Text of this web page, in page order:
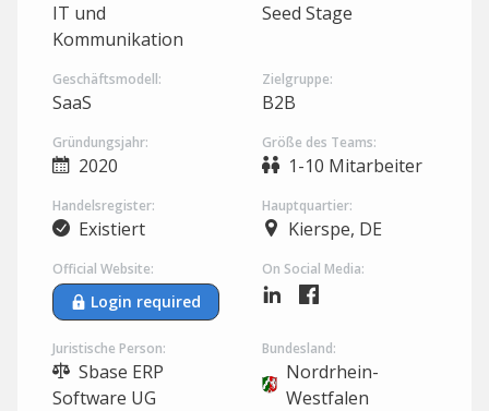
IT und
Kommunikation
Seed Stage
Geschäftsmodell:
SaaS
Zielgruppe:
B2B
Gründungsjahr:
2020
Größe des Teams:
1-10 Mitarbeiter
Handelsregister:
Existiert
Hauptquartier:
Kierspe, DE
Official Website:
Login required
On Social Media:
Juristische Person:
Sbase ERP
Software UG
Bundesland:
Nordrhein-
Westfalen